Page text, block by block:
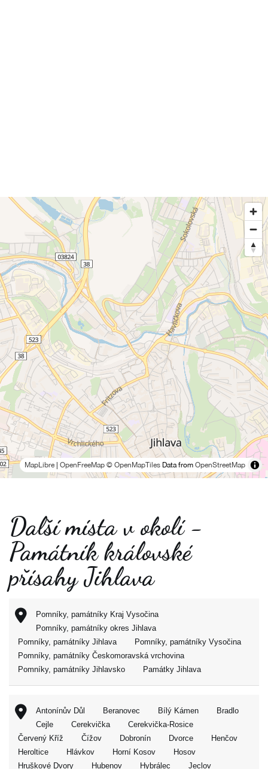
MapLibre OpenFreeMap © OpenMapTiles Data from OpenStreetMap
Další místa v okolí -
Památník královské
přísahy Jihlava
Pomníky, památníky Kraj Vysočina
Pomníky, památníky okres Jihlava
Pomníky, památníky Jihlava
Pomníky, památníky Vysočina
Pomníky, památníky Českomoravská vrchovina
Pomníky, památníky Jihlavsko
Památky Jihlava
Antonínův Důl Beranovec Bílý Kámen
Bradlo
Cejle
Cerekvička
Cerekvička-Rosice
Červený Kříž
Čížov Dobronín Dvorce
Henčov
Heroltice
Hlávkov Horní Kosov
Hosov
Hruškové Dvory
Hubenov Hybrálec Jeclov